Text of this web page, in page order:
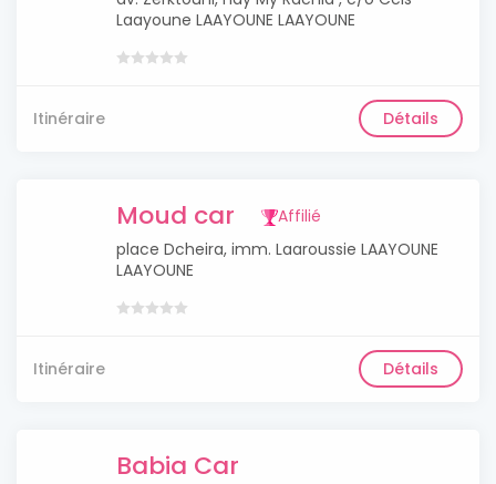
Laayoune LAAYOUNE LAAYOUNE
Itinéraire Détails
Moud car
Affilié
place Dcheira, imm. Laaroussie LAAYOUNE
LAAYOUNE
Itinéraire Détails
Babia Car